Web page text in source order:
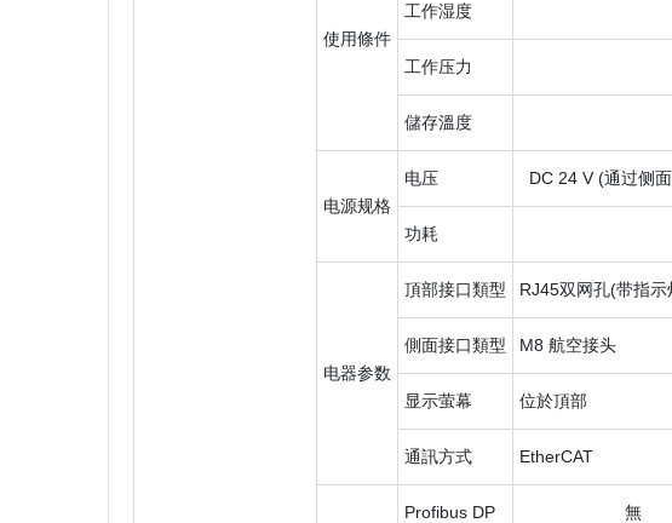
使用條件
工作湿度
工作压力
儲存溫度
电源规格
电压 DC 24 V (通过侧
功耗
电器参数
頂部接口類型 RJ45双网孔(带指示
側面接口類型 M8 航空接头
显示萤幕 位於頂部
通訊方式 EtherCAT
Profibus DP 無